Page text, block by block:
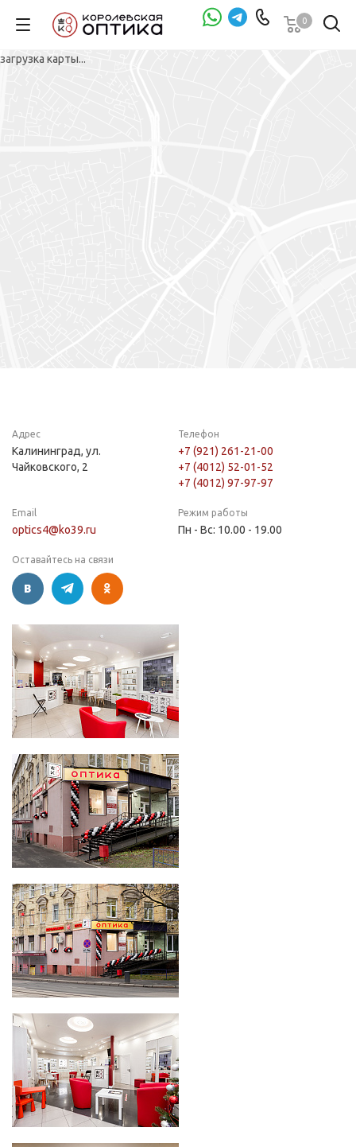
0
загрузка карты...
Адрес
Калининград, ул.
Чайковского, 2
Телефон
+7 (921) 261-21-00
+7 (4012) 52-01-52
+7 (4012) 97-97-97
Email
optics4@ko39.ru
Режим работы
Пн - Вс: 10.00 - 19.00
Оставайтесь на связи